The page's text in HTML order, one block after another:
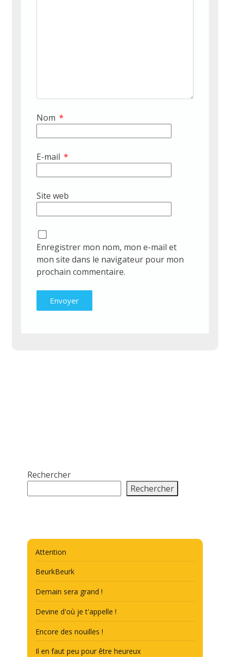
Nom *
E-mail *
Site web
Enregistrer mon nom, mon e-mail et
mon site dans le navigateur pour mon
prochain commentaire.
Rechercher
Rechercher
Attention
BeurkBeurk
Demain sera grand !
Devine d'où je t'appelle !
Encore des nouilles !
Il en faut peu pour être heureux